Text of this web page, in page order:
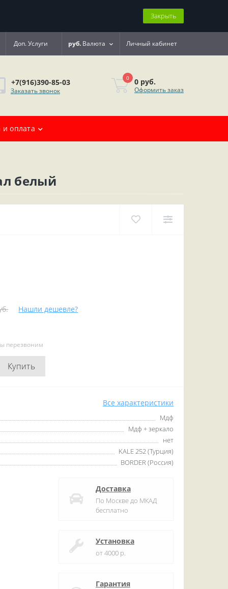
Закрыть
Доп. Услуги руб. Валюта Личный кабинет
+7(916)390-85-03
Заказать звонок
0 0 руб.
Оформить заказ
и оплата
белый
Нашли дешевле?
перезвоним
Купить
Все характеристики
Мдф
Мдф + зеркало
нет
KALE 252 (Турция)
BORDER (Россия)
Доставка
По Москве до МКАД
бесплатно
Установка
от 4000 р.
Гарантия